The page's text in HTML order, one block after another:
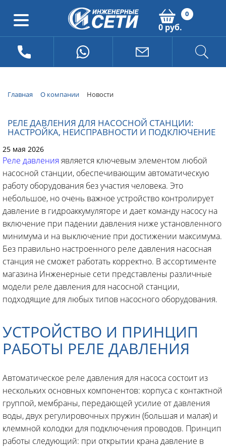
0
0 руб.
Главная О компании Новости
РЕЛЕ ДАВЛЕНИЯ ДЛЯ НАСОСНОЙ СТАНЦИИ:
НАСТРОЙКА, НЕИСПРАВНОСТИ И ПОДКЛЮЧЕНИЕ
25 мая 2026
Реле давления является ключевым элементом любой
насосной станции, обеспечивающим автоматическую
работу оборудования без участия человека. Это
небольшое, но очень важное устройство контролирует
давление в гидроаккумуляторе и дает команду насосу на
включение при падении давления ниже установленного
минимума и на выключение при достижении максимума.
Без правильно настроенного реле давления насосная
станция не сможет работать корректно. В ассортименте
магазина Инженерные сети представлены различные
модели реле давления для насосной станции,
подходящие для любых типов насосного оборудования.
УСТРОЙСТВО И ПРИНЦИП
РАБОТЫ РЕЛЕ ДАВЛЕНИЯ
Автоматическое реле давления для насоса состоит из
нескольких основных компонентов: корпуса с контактной
группой, мембраны, передающей усилие от давления
воды, двух регулировочных пружин (большая и малая) и
клеммной колодки для подключения проводов. Принцип
работы следующий: при открытии крана давление в